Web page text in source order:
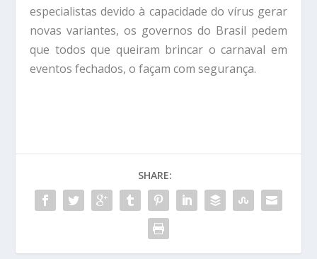
especialistas devido à capacidade do vírus gerar
novas variantes, os governos do Brasil pedem
que todos que queiram brincar o carnaval em
eventos fechados, o façam com segurança.
SHARE: